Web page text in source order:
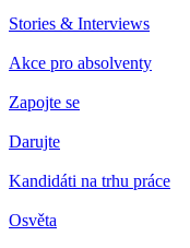
Stories & Interviews
Akce pro absolventy
Zapojte se
Darujte
Kandidáti na trhu práce
Osvěta